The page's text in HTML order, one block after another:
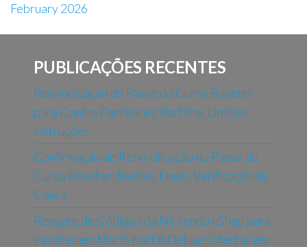
February 2026
PUBLICAÇÕES RECENTES
Reivindicação do Passe do Curso Booster
para Contas Familiares: Partilha, Limites,
Instruções
Confirmação de Reivindicação do Passe do
Curso Booster: Recibo, Email, Verificação de
Conta
Resgate de Códigos da Nintendo eShop para
Pacotes em Mario Kart 8 Deluxe: Ofertas em